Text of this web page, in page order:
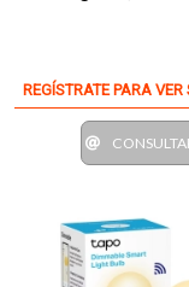
REGÍSTRATE PARA VER